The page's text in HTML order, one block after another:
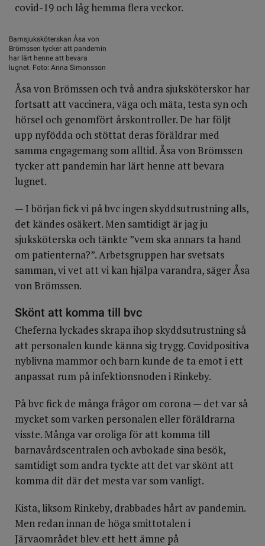
covid-19 och låg hemma flera veckor.
Barnsjuksköterskan Åsa von
Brömssen tycker att pandemin
har lärt henne att bevara
lugnet. Foto: Anna Simonsson
Åsa von Brömssen och två andra sjuksköterskor har
fortsatt att vaccinera, väga och mäta, testa syn och
hörsel och genomfört årskontroller. De har följt
upp nyfödda och stöttat deras föräldrar med
samma engagemang som alltid. Åsa von Brömssen
tycker att pandemin har lärt henne att bevara
lugnet.
— I början fick vi på bvc ingen skyddsutrustning alls,
det kändes osäkert. Men samtidigt är jag ju
sjuksköterska och tänkte ”vem ska annars ta hand
om patienterna?”. Arbetsgruppen har svetsats
samman, vi vet att vi kan hjälpa varandra, säger Åsa
von Brömssen.
Skönt att komma till bvc
Cheferna lyckades skrapa ihop skyddsutrustning så
att personalen kunde känna sig trygg. Covidpositiva
nyblivna mammor och barn kunde de ta emot i ett
anpassat rum på infektionsnoden i Rinkeby.
På bvc fick de många frågor om corona — det var så
mycket som varken personalen eller föräldrarna
visste. Många var oroliga för att komma till
barnavårdscentralen och avbokade sina besök,
samtidigt som andra tyckte att det var skönt att
komma dit där det mesta var som vanligt.
Kista, liksom Rinkeby, drabbades hårt av pandemin.
Men redan innan de höga smittotalen i
Järvaområdet blev ett hett ämne på